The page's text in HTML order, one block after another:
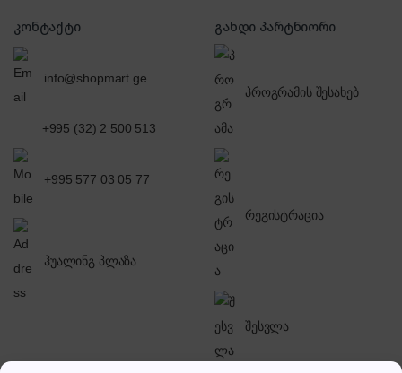
კონტაქტი
info@shopmart.ge
+995 (32) 2 500 513
+995 577 03 05 77
ჰუალინგ პლაზა
გახდი პარტნიორი
პროგრამის შესახებ
რეგისტრაცია
შესვლა